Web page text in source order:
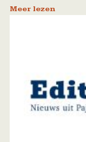
Meer lezen